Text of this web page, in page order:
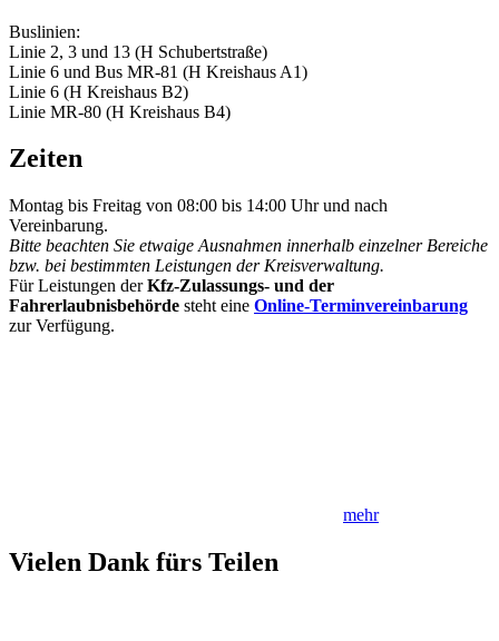
Buslinien:
Linie 2, 3 und 13 (H Schubertstraße)
Linie 6 und Bus MR-81 (H Kreishaus A1)
Linie 6 (H Kreishaus B2)
Linie MR-80 (H Kreishaus B4)
Zeiten
Montag bis Freitag von 08:00 bis 14:00 Uhr und nach
Vereinbarung.
Bitte beachten Sie etwaige Ausnahmen innerhalb einzelner Bereiche
bzw. bei bestimmten Leistungen der Kreisverwaltung.
Für Leistungen derKfz-Zulassungs- und der
Fahrerlaubnisbehörde steht eine Online-Terminvereinbarung
zur Verfügung.
mehr
Vielen Dank fürs Teilen